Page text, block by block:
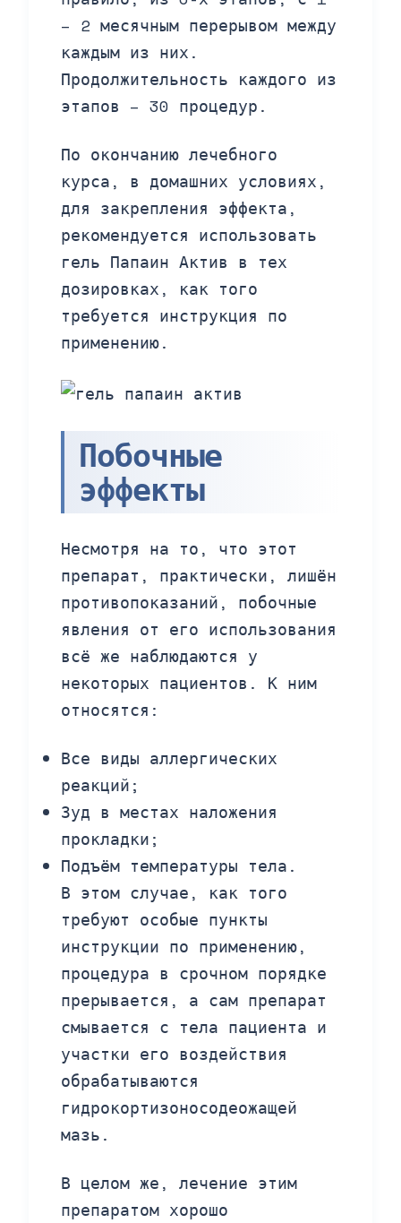
– 2 месячным перерывом между
каждым из них.
Продолжительность каждого из
этапов – 30 процедур.
По окончанию лечебного
курса, в домашних условиях,
для закрепления эффекта,
рекомендуется использовать
гель Папаин Актив в тех
дозировках, как того
требуется инструкция по
применению.
Побочные
эффекты
Несмотря на то, что этот
препарат, практически, лишён
противопоказаний, побочные
явления от его использования
всё же наблюдаются у
некоторых пациентов. К ним
относятся:
Все виды аллергических
реакций;
Зуд в местах наложения
прокладки;
Подъём температуры тела.
В этом случае, как того
требуют особые пункты
инструкции по применению,
процедура в срочном порядке
прерывается, а сам препарат
смывается с тела пациента и
участки его воздействия
обрабатываются
гидрокортизоносодеожащей
мазь.
В целом же, лечение этим
препаратом хорошо